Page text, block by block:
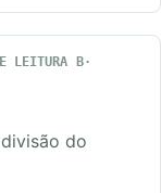
LEITURA
do